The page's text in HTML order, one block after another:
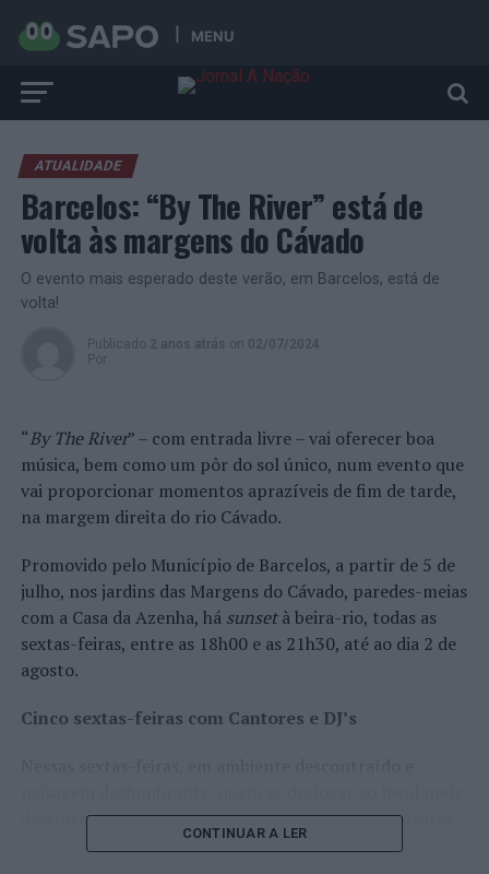
MENU
ATUALIDADE
Barcelos: “By The River” está de
volta às margens do Cávado
O evento mais esperado deste verão, em Barcelos, está de
volta!
Publicado 2 anos atrás on 02/07/2024
Por
“By The River” – com entrada livre – vai oferecer boa
música, bem como um pôr do sol único, num evento que
vai proporcionar momentos aprazíveis de fim de tarde,
na margem direita do rio Cávado.
Promovido pelo Município de Barcelos, a partir de 5 de
julho, nos jardins das Margens do Cávado, paredes-meias
com a Casa da Azenha, há sunsetà beira-rio, todas as
sextas-feiras, entre as 18h00 e as 21h30, até ao dia 2 de
agosto.
Cinco sextas-feiras com Cantores e DJ’s
desfrutar de uma seleção de DJ’s, artistas e produtores
locais, que prometem a trilha sonora perfeita para
CONTINUAR A LER